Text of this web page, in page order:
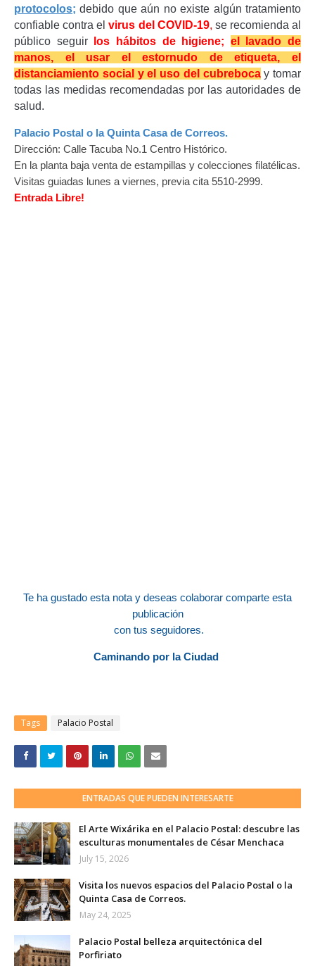
protocolos; debido que aún no existe algún tratamiento
confiable contra elvirus del COVID-19, se recomienda al
público seguir
los hábitos de higiene; el lavado de
manos, el usar el estornudo de etiqueta, el
distanciamiento social y el uso del cubreboca y tomar
todas las medidas recomendadas por las autoridades de
salud.
Palacio Postal o la Quinta Casa de Correos.
Dirección: Calle Tacuba No.1 Centro Histórico.
En la planta baja venta de estampillas y colecciones filatélicas.
Visitas guiadas lunes a viernes, previa cita 5510-2999.
Entrada Libre!
Te ha gustado esta nota y deseas colaborar comparte esta
publicación
con tus seguidores.
Caminando por la Ciudad
Tags Palacio Postal
ENTRADAS QUE PUEDEN INTERESARTE
El Arte Wixárika en el Palacio Postal: descubre las
esculturas monumentales de César Menchaca
July 15, 2026
Visita los nuevos espacios del Palacio Postal o la
Quinta Casa de Correos.
May 24, 2025
Palacio Postal belleza arquitectónica del
Porfiriato